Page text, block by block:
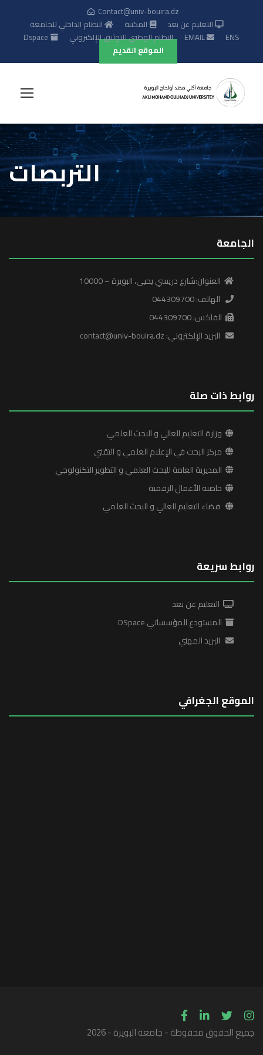
Contact@univ-bouira.dz
النظام الداخلي للجامعة
المكتبة
التعليم عن بعد
Dspace
النظام الوطني للتوثيق الإلكتروني EMAIL
ENS
الموقع القديم
التربصات
الجامعة
العنوان:شارع دريسي يحيى، البويرة – 10000
الهاتف: 044309700
الفاكس: 044309700
البريد الإلكتروني: contact@univ-bouira.dz
روابط ذات صلة
وزارة التعليم العالي و البحث العلمي
مركز البحث في الإعلام العلمي و التقني
المديرية العامة للبحث العلمي و التطوير التكنولوجي
حاضنة الأعمال الرقمية
فضاء التعليم العالي و البحث العلمي
روابط سريعة
التعليم عن بعد
المستودع المؤسساتي DSpace
البريد المهني
الموقع الجغرافي
جميع الحقوق محفوظة - جامعة البويرة - 2026